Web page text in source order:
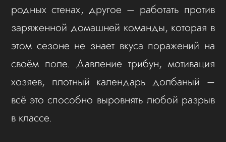
родных стенах, другое – работать против
заряженной домашней команды, которая в
этом сезоне не знает вкуса поражений на
своём поле. Давление трибун, мотивация
хозяев, плотный календарь долбаный –
всё это способно выровнять любой разрыв
в классе.